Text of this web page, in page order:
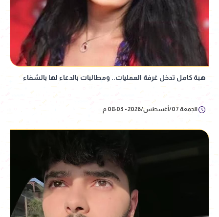
هبة كامل تدخل غرفة العمليات.. ومطالبات بالدعاء لها بالشفاء
الجمعة 07/أغسطس/2026 - 08:03 م